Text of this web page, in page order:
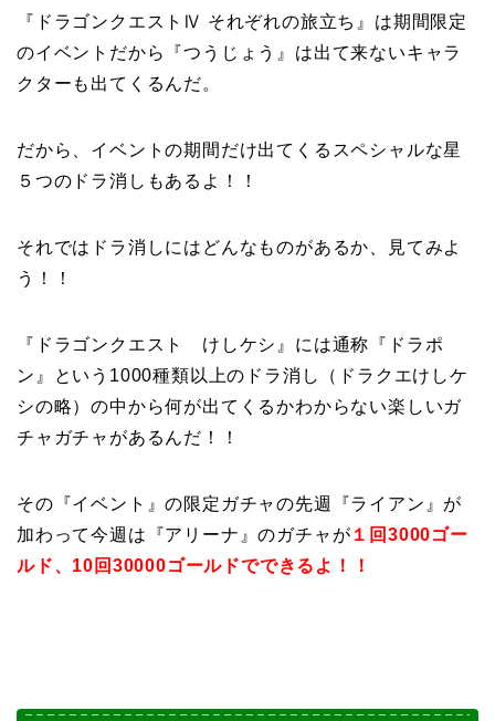
『ドラゴンクエストⅣ それぞれの旅立ち』は期間限定
のイベントだから『つうじょう』は出て来ないキャラ
クターも出てくるんだ。
だから、イベントの期間だけ出てくるスペシャルな星
５つのドラ消しもあるよ！！
それではドラ消しにはどんなものがあるか、見てみよ
う！！
『ドラゴンクエスト けしケシ』には通称『ドラポ
ン』という1000種類以上のドラ消し（ドラクエけしケ
シの略）の中から何が出てくるかわからない楽しいガ
チャガチャがあるんだ！！
その『イベント』の限定ガチャの先週『ライアン』が
加わって今週は『アリーナ』のガチャが １回3000ゴー
ルド、10回30000ゴールドでできるよ！！